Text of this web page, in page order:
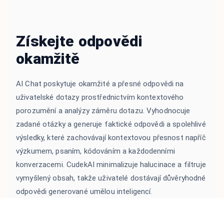
Získejte odpovědi
okamžitě
AI Chat poskytuje okamžité a přesné odpovědi na
uživatelské dotazy prostřednictvím kontextového
porozumění a analýzy záměru dotazu. Vyhodnocuje
zadané otázky a generuje faktické odpovědi a spolehlivé
výsledky, které zachovávají kontextovou přesnost napříč
výzkumem, psaním, kódováním a každodenními
konverzacemi. CudekAI minimalizuje halucinace a filtruje
vymyšlený obsah, takže uživatelé dostávají důvěryhodné
odpovědi generované umělou inteligencí.